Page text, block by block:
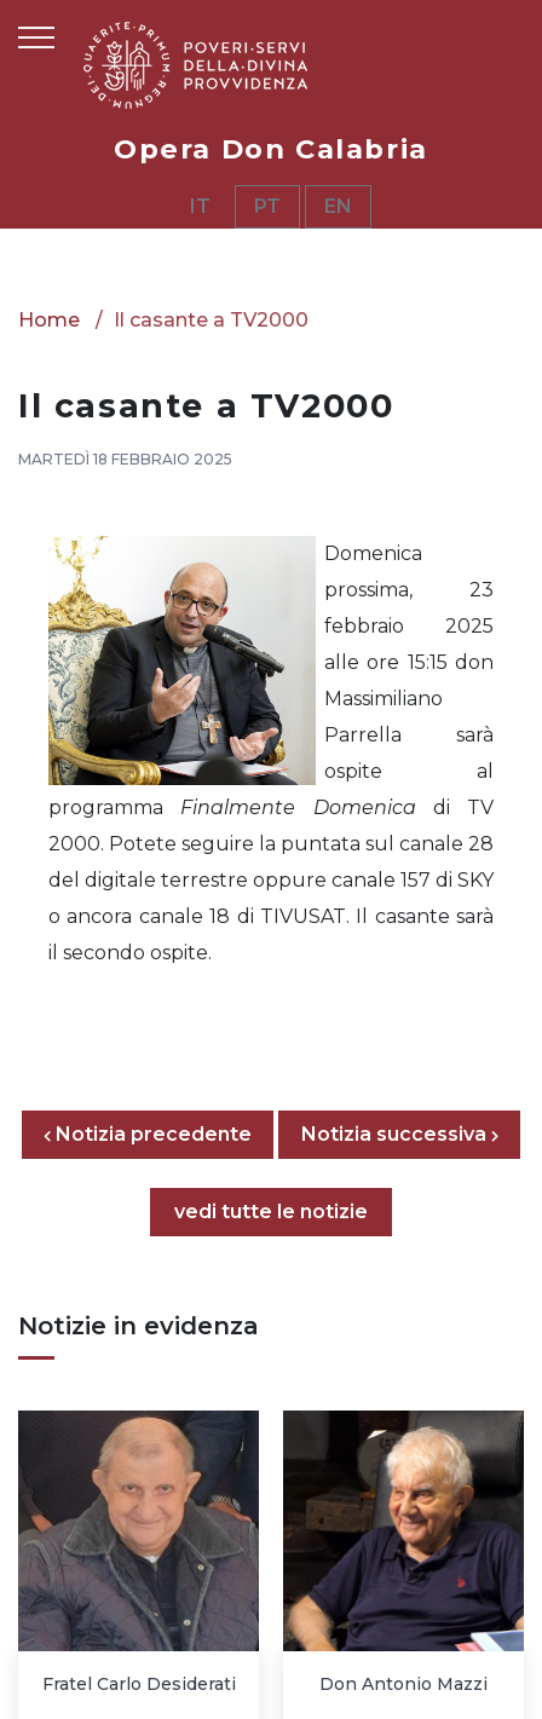
Opera Don Calabria
IT PT EN
Home Il casante a TV2000
Il casante a TV2000
MARTEDÌ 18 FEBBRAIO 2025
Domenica
prossima, 23
febbraio 2025
alle ore 15:15 don
Massimiliano
Parrella sarà
ospite al
programma Finalmente Domenica di TV
2000. Potete seguire la puntata sul canale 28
del digitale terrestre oppure canale 157 di SKY
o ancora canale 18 di TIVUSAT. Il casante sarà
il secondo ospite.
Posts
Notizia precedente Previous page
Next page
Notizia successiva
Tutte le notizie
vedi tutte le notizie
Notizie in evidenza
Fratel Carlo Desiderati Don Antonio Mazzi